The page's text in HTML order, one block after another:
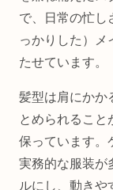
で、日常の忙し
っかりした）メ
たせています。
髪型は肩にかか
とめられること
保っています。
実務的な服装が
ルにし、動きや